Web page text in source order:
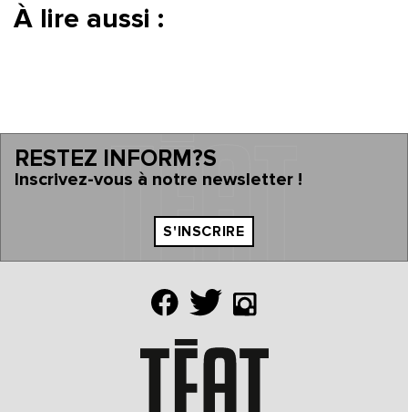
À lire aussi :
RESTEZ INFORM?S
Inscrivez-vous à notre newsletter !
S'INSCRIRE